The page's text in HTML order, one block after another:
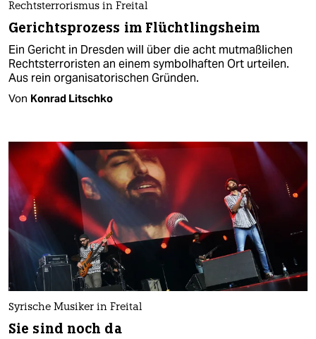
Rechtsterrorismus in Freital
Gerichtsprozess im Flüchtlingsheim
Ein Gericht in Dresden will über die acht mutmaßlichen
Rechtsterroristen an einem symbolhaften Ort urteilen.
Aus rein organisatorischen Gründen.
Von Konrad Litschko
Syrische Musiker in Freital
Sie sind noch da